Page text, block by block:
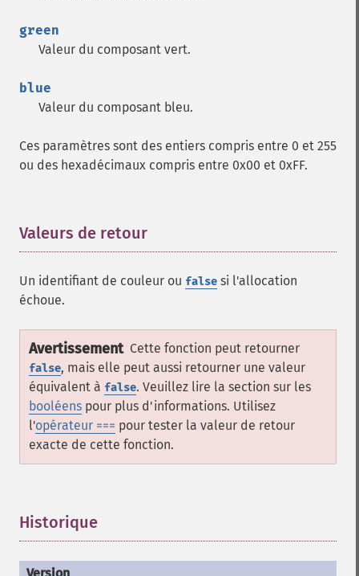
green
Valeur du composant vert.
blue
Valeur du composant bleu.
Ces paramètres sont des entiers compris entre 0 et 255
ou des hexadécimaux compris entre 0x00 et 0xFF.
Valeurs de retour
Un identifiant de couleur ou false si l'allocation
échoue.
Avertissement Cette fonction peut retourner
false, mais elle peut aussi retourner une valeur
équivalent à false. Veuillez lire la section sur les
booléens pour plus d'informations. Utilisez
l'opérateur === pour tester la valeur de retour
exacte de cette fonction.
Historique